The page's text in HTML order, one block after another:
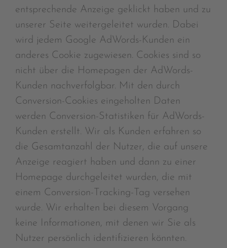
entsprechende Anzeige geklickt haben und zu
unserer Seite weitergeleitet wurden. Dabei
wird jedem Google AdWords-Kunden ein
anderes Cookie zugewiesen. Cookies sind so
nicht über die Homepagen der AdWords-
Kunden nachverfolgbar. Mit den durch
Conversion-Cookies eingeholten Daten
werden Conversion-Statistiken für AdWords-
Kunden erstellt. Wir als Kunden erfahren so
die Gesamtanzahl der Nutzer, die auf unsere
Anzeige reagiert haben und dann zu einer
Homepage durchgeleitet wurden, die mit
einem Conversion-Tracking-Tag versehen
wurde. Wir erhalten bei diesem Vorgang
keine Informationen, mit denen wir Sie als
Nutzer persönlich identifizieren könnten.